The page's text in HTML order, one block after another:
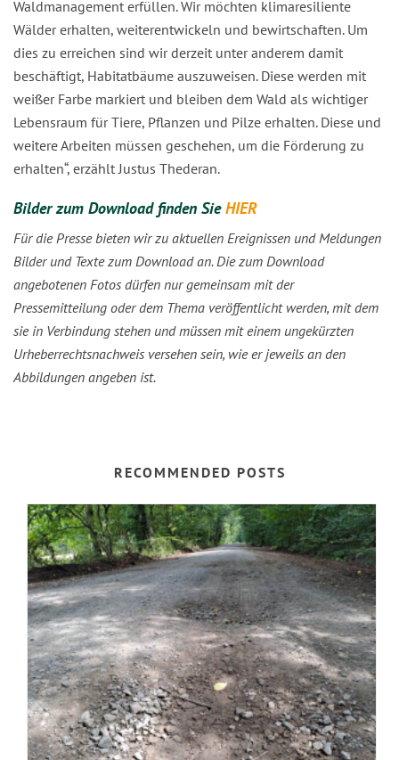
Waldmanagement erfüllen. Wir möchten klimaresiliente
Wälder erhalten, weiterentwickeln und bewirtschaften. Um
dies zu erreichen sind wir derzeit unter anderem damit
beschäftigt, Habitatbäume auszuweisen. Diese werden mit
weißer Farbe markiert und bleiben dem Wald als wichtiger
Lebensraum für Tiere, Pflanzen und Pilze erhalten. Diese und
weitere Arbeiten müssen geschehen, um die Förderung zu
erhalten“, erzählt Justus Thederan.
Bilder zum Download finden SieHIER
Für die Presse bieten wir zu aktuellen Ereignissen und Meldungen
Bilder und Texte zum Download an. Die zum Download
angebotenen Fotos dürfen nur gemeinsam mit der
Pressemitteilung oder dem Thema veröffentlicht werden, mit dem
sie in Verbindung stehen und müssen mit einem ungekürzten
Urheberrechtsnachweis versehen sein, wie er jeweils an den
Abbildungen angeben ist.
RECOMMENDED POSTS